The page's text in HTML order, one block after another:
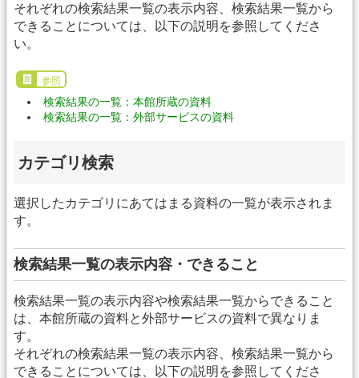
それぞれの検索結果一覧の表示内容、検索結果一覧から
できることについては、以下の説明を参照してくださ
い。
参照
検索結果の一覧：本館所蔵の資料
検索結果の一覧：外部サービスの資料
カテゴリ検索
選択したカテゴリにあてはまる資料の一覧が表示されま
す。
検索結果一覧の表示内容・できること
検索結果一覧の表示内容や検索結果一覧からできること
は、本館所蔵の資料と外部サービスの資料で異なりま
す。
それぞれの検索結果一覧の表示内容、検索結果一覧から
できることについては、以下の説明を参照してくださ